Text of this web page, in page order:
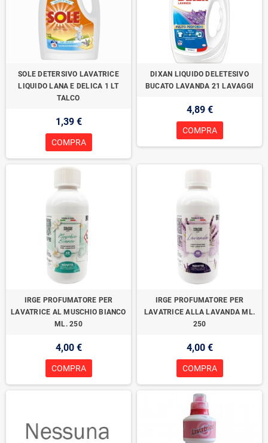
SOLE DETERSIVO LAVATRICE
LIQUIDO LANA E DELICA 1 LT
TALCO
1,39 €
COMPRA
DIXAN LIQUIDO DELETESIVO
BUCATO LAVANDA 21 LAVAGGI
4,89 €
COMPRA
IRGE PROFUMATORE PER
LAVATRICE AL MUSCHIO BIANCO
ML. 250
4,00 €
COMPRA
IRGE PROFUMATORE PER
LAVATRICE ALLA LAVANDA ML.
250
4,00 €
COMPRA